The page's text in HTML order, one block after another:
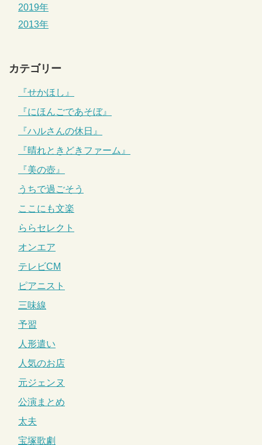
2019年
2013年
カテゴリー
『せかほし』
『にほんごであそぼ』
『ハルさんの休日』
『晴れときどきファーム』
『美の壺』
うちで過ごそう
ここにも文楽
ららセレクト
オンエア
テレビCM
ピアニスト
三味線
予習
人形遣い
人気のお店
元ジェンヌ
公演まとめ
太夫
宝塚歌劇